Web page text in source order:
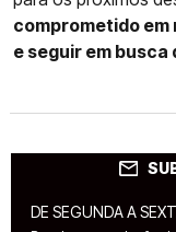
comprometido em
e seguir em busca
DE SEGUNDA A